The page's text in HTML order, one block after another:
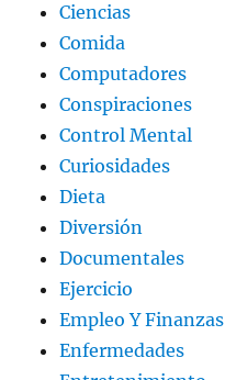
Ciencias
Comida
Computadores
Conspiraciones
Control Mental
Curiosidades
Dieta
Diversión
Documentales
Ejercicio
Empleo Y Finanzas
Enfermedades